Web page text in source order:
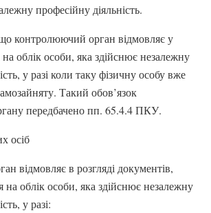
професійну діяльність.
контролюючий орган відмовляє у
облік особи, яка здійснює незалежну
у разі коли таку фізичну особу вже
Такий обов’язок
передбачено пп. 65.4.4 ПКУ.
осіб
відмовляє в розгляді документів,
на облік особи, яка здійснює незалежну
у разі: